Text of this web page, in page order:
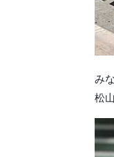
み
松